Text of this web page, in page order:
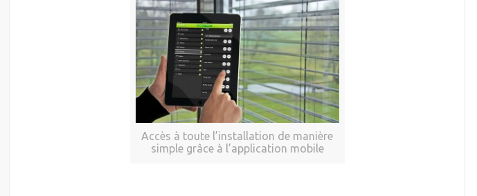
Accès à toute l’installation de manière
simple grâce à l’application mobile